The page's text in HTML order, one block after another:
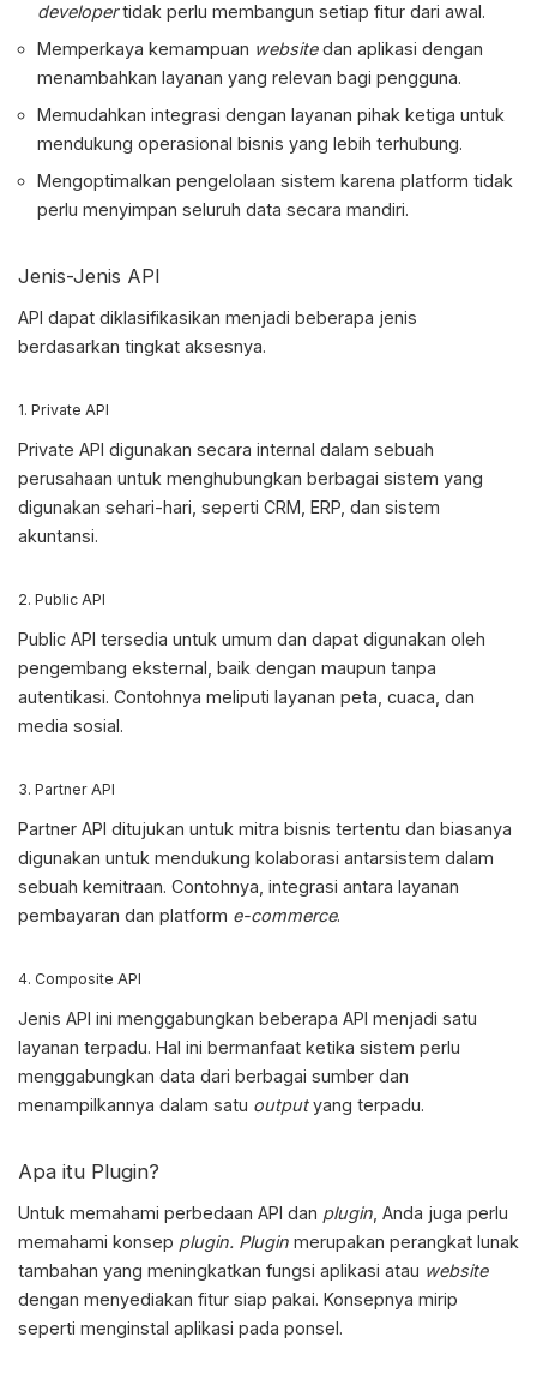
developertidak perlu membangun setiap fitur dari awal.
Memperkaya kemampuan websitedan aplikasi dengan
menambahkan layanan yang relevan bagi pengguna.
Memudahkan integrasi dengan layanan pihak ketiga untuk
mendukung operasional bisnis yang lebih terhubung.
Mengoptimalkan pengelolaan sistem karena platform tidak
perlu menyimpan seluruh data secara mandiri.
Jenis-Jenis API
API dapat diklasifikasikan menjadi beberapa jenis
berdasarkan tingkat aksesnya.
1. Private API
Private API digunakan secara internal dalam sebuah
perusahaan untuk menghubungkan berbagai sistem yang
digunakan sehari-hari, seperti CRM, ERP, dan sistem
akuntansi.
2. Public API
Public API tersedia untuk umum dan dapat digunakan oleh
pengembang eksternal, baik dengan maupun tanpa
autentikasi. Contohnya meliputi layanan peta, cuaca, dan
media sosial.
3. Partner API
Partner API ditujukan untuk mitra bisnis tertentu dan biasanya
digunakan untuk mendukung kolaborasi antarsistem dalam
sebuah kemitraan. Contohnya, integrasi antara layanan
pembayaran dan platform e-commerce.
4. Composite API
Jenis API ini menggabungkan beberapa API menjadi satu
layanan terpadu. Hal ini bermanfaat ketika sistem perlu
menggabungkan data dari berbagai sumber dan
menampilkannya dalam satu outputyang terpadu.
Apa itu Plugin?
Untuk memahami perbedaan API dan plugin , Anda juga perlu
memahami konsep plugin. Plugin merupakan perangkat lunak
tambahan yang meningkatkan fungsi aplikasi atau website
dengan menyediakan fitur siap pakai. Konsepnya mirip
seperti menginstal aplikasi pada ponsel.